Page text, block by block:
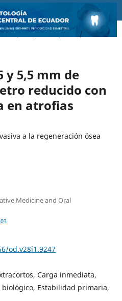
1 (2026): Enero-Junio
/
y 5,5 mm de
reducido con
en atrofias
a la regeneración ósea
Medicine and Oral
od.v28i1.9247
Carga inmediata,
biológico, Estabilidad primaria,